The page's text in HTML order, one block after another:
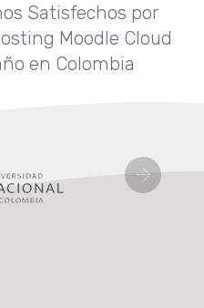
Satisfechos por
Moodle Cloud
en Colombia
Next